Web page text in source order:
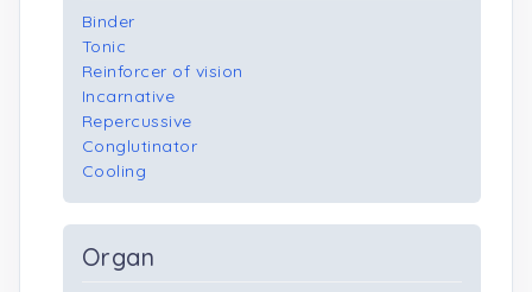
Binder
Tonic
Reinforcer of vision
Incarnative
Repercussive
Conglutinator
Cooling
Organ